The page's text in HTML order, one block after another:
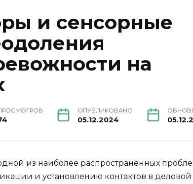
и сенсорные
на
ОПУБЛИКОВАНО
05.12.2024
из наиболее распространённых
и установлению контактов в деловой